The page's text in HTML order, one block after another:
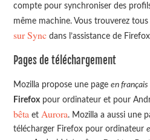
compte pour synchroniser des
même machine. Vous trouverez
sur Sync dans l’assistance de
Pages de téléchargement
Mozilla propose une pageen français
Firefox pour ordinateur et pour
bêta et Aurora. Mozilla a aussi une
télécharger Firefox pour ordinateur